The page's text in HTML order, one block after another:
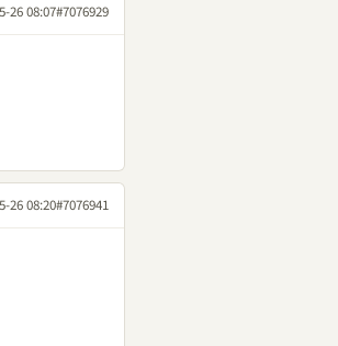
26 08:07#7076929
26 08:20#7076941